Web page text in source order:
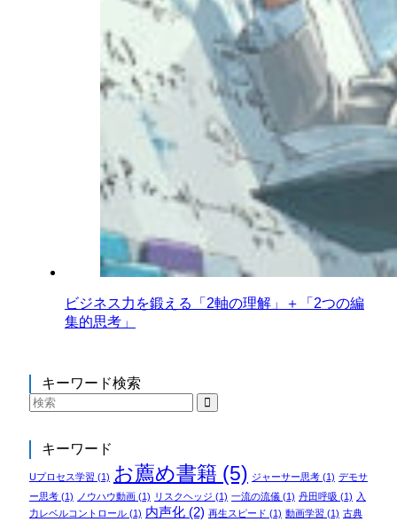
ビジネス力を鍛える「2軸の理解」＋「2つの編
集的思考」
キーワード検索
キーワード
Uプロセス学習 (1) お薦め書籍 (5) ジャーサー思考(1) デモサ
ー思考(1) ノウハウ動画(1) リスクヘッジ (1) 一流の流儀(1) 丹田呼吸 (1) 入
力レベルコントロール(1) 内声化(2) 再生スピード (1) 動画学習 (1) 古典